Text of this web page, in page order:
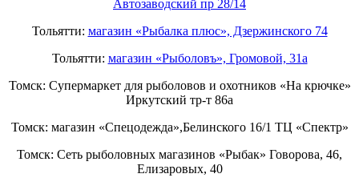
Автозаводский пр 28/14
Тольятти: магазин «Рыбалка плюс», Дзержинского 74
Тольятти: магазин «Рыболовъ», Громовой, 31а
Томск: Супермаркет для рыболовов и охотников «На крючке»
Иркутский тр-т 86а
Томск: магазин «Спецодежда»,Белинского 16/1 ТЦ «Спектр»
Томск: Сеть рыболовных магазинов «Рыбак» Говорова, 46,
Елизаровых, 40